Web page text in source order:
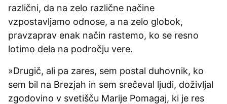
različni, da na zelo različne načine
vzpostavljamo odnose, a na zelo globok,
pravzaprav enak način rastemo, ko se resno
lotimo dela na področju vere.
»Drugič, ali pa zares, sem postal duhovnik, ko
sem bil na Brezjah in sem srečeval ljudi, doživljal
zgodovino v svetišču Marije Pomagaj, ki je res